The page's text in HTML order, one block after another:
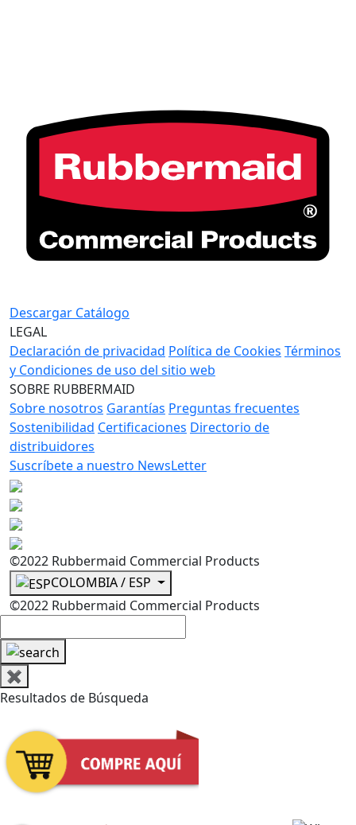
Descargar Catálogo
LEGAL
Declaración de privacidad Política de Cookies Términos
y Condiciones de uso del sitio web
SOBRE RUBBERMAID
Sobre nosotros Garantías Preguntas frecuentes
Sostenibilidad Certificaciones Directorio de
distribuidores
Suscríbete a nuestro NewsLetter
©2022 Rubbermaid Commercial Products
COLOMBIA / ESP
©2022 Rubbermaid Commercial Products
✖
Resultados de Búsqueda